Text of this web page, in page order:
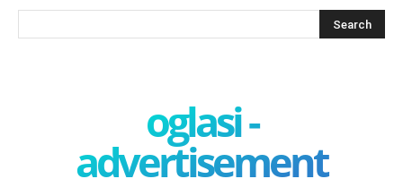
oglasi -
advertisement